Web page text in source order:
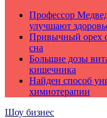
Профессор
улучшают
Привычный орех
сна
Большие дозы
кишечника
Найден способ
химиотерапии
Шоу бизнес